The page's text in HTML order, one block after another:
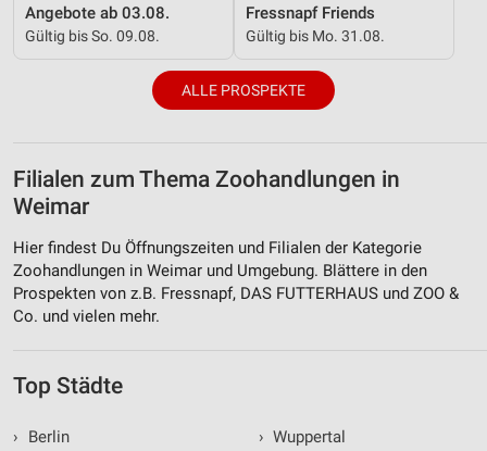
Angebote ab 03.08.
Gültig bis So. 09.08.
Fressnapf Friends
Gültig bis Mo. 31.08.
ALLE PROSPEKTE
Filialen zum Thema Zoohandlungen in
Weimar
Hier findest Du Öffnungszeiten und Filialen der Kategorie
Zoohandlungen in Weimar und Umgebung. Blättere in den
Prospekten von z.B. Fressnapf, DAS FUTTERHAUS und ZOO &
Co. und vielen mehr.
Top Städte
›
Berlin
› Wuppertal